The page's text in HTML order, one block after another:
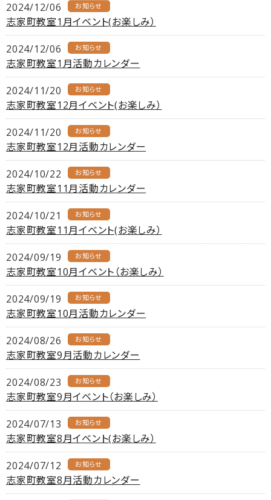
2024/12/06 お知らせ
志家町教室1月イベント(お楽しみ）
2024/12/06 お知らせ
志家町教室1月活動カレンダー
2024/11/20 お知らせ
志家町教室12月イベント(お楽しみ）
2024/11/20 お知らせ
志家町教室12月活動カレンダー
2024/10/22 お知らせ
志家町教室11月活動カレンダー
2024/10/21 お知らせ
志家町教室11月イベント(お楽しみ）
2024/09/19 お知らせ
志家町教室10月イベント（お楽しみ）
2024/09/19 お知らせ
志家町教室10月活動カレンダー
2024/08/26 お知らせ
志家町教室9月活動カレンダー
2024/08/23 お知らせ
志家町教室9月イベント（お楽しみ）
2024/07/13 お知らせ
志家町教室8月イベント(お楽しみ）
2024/07/12 お知らせ
志家町教室8月活動カレンダー